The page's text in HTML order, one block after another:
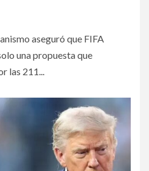
aseguró que FIFA
una propuesta que
las 211...